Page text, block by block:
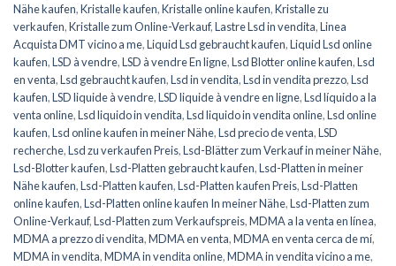
Nähe kaufen,Kristalle kaufen,Kristalle online kaufen,Kristalle zu
verkaufen,Kristalle zum Online-Verkauf,Lastre Lsd in vendita,Linea
Acquista DMT vicino a me,Liquid Lsd gebraucht kaufen,Liquid Lsd online
kaufen,LSD à vendre,LSD à vendre En ligne,Lsd Blotter online kaufen,Lsd
en venta,Lsd gebraucht kaufen,Lsd in vendita,Lsd in vendita prezzo,Lsd
kaufen,LSD liquide à vendre,LSD liquide à vendre en ligne,Lsd líquido a la
venta online,Lsd liquido in vendita,Lsd liquido in vendita online,Lsd online
kaufen,Lsd online kaufen in meiner Nähe,Lsd precio de venta,LSD
recherche,Lsd zu verkaufen Preis,Lsd-Blätter zum Verkauf in meiner Nähe,
Lsd-Blotter kaufen,Lsd-Platten gebraucht kaufen,Lsd-Platten in meiner
Nähe kaufen,Lsd-Platten kaufen,Lsd-Platten kaufen Preis,Lsd-Platten
online kaufen,Lsd-Platten online kaufen In meiner Nähe,Lsd-Platten zum
Online-Verkauf,Lsd-Platten zum Verkaufspreis,MDMA a la venta en línea,
MDMA a prezzo di vendita,MDMA en venta,MDMA en venta cerca de mí,
MDMA in vendita,MDMA in vendita online,MDMA in vendita vicino a me,